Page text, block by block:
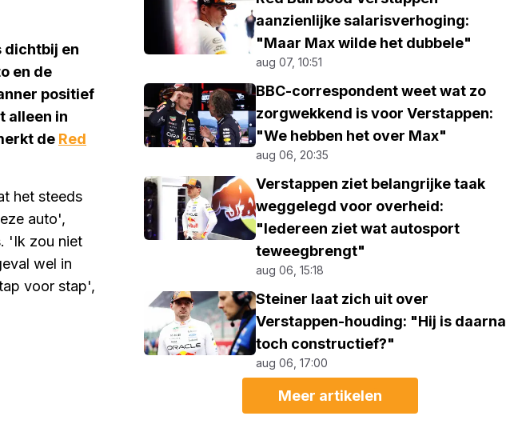
dichtbij en
en de
positief
alleen in
de Red
het steeds
auto',
'Ik zou niet
wel in
voor stap',
aanzienlijke salarisverhoging:
"Maar Max wilde het dubbele"
aug 07, 10:51
BBC-correspondent weet wat zo
zorgwekkend is voor Verstappen:
"We hebben het over Max"
aug 06, 20:35
Verstappen ziet belangrijke taak
weggelegd voor overheid:
"Iedereen ziet wat autosport
teweegbrengt"
aug 06, 15:18
Steiner laat zich uit over
Verstappen-houding: "Hij is daarna
toch constructief?"
aug 06, 17:00
Meer artikelen